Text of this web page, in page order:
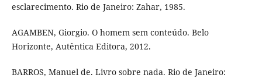
esclarecimento. Rio de Janeiro: Zahar, 1985.
AGAMBEN, Giorgio. O homem sem conteúdo. Belo
Horizonte, Autêntica Editora, 2012.
BARROS, Manuel de. Livro sobre nada. Rio de Janeiro: